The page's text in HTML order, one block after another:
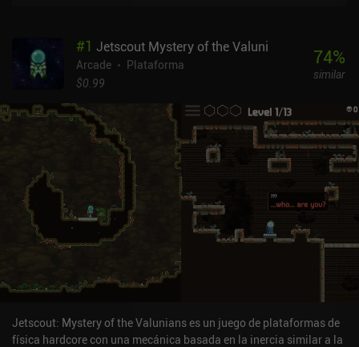
#1 Jetscout Mystery of the Valuni
Arcade
Plataforma
$0.99
74%
similar
Jetscout: Mystery of the Valunians es un juego de plataformas de
física hardcore con una mecánica basada en la inercia similar a la